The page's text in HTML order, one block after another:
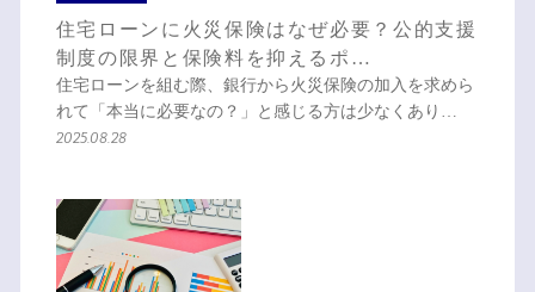
住宅ローンに火災保険はなぜ必要？公的支援
制度の限界と保険料を抑えるポ…
住宅ローンを組む際、銀行から火災保険の加入を求めら
れて「本当に必要なの？」と感じる方は少なくあり…
2025.08.28